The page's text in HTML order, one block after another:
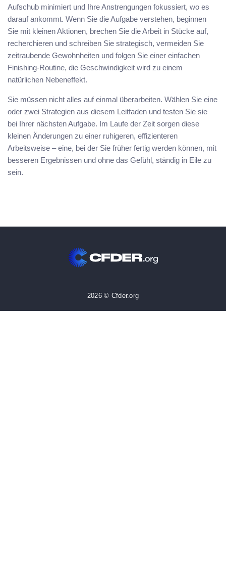
Aufschub minimiert und Ihre Anstrengungen fokussiert, wo es
darauf ankommt. Wenn Sie die Aufgabe verstehen, beginnen
Sie mit kleinen Aktionen, brechen Sie die Arbeit in Stücke auf,
recherchieren und schreiben Sie strategisch, vermeiden Sie
zeitraubende Gewohnheiten und folgen Sie einer einfachen
Finishing-Routine, die Geschwindigkeit wird zu einem
natürlichen Nebeneffekt.
Sie müssen nicht alles auf einmal überarbeiten. Wählen Sie eine
oder zwei Strategien aus diesem Leitfaden und testen Sie sie
bei Ihrer nächsten Aufgabe. Im Laufe der Zeit sorgen diese
kleinen Änderungen zu einer ruhigeren, effizienteren
Arbeitsweise – eine, bei der Sie früher fertig werden können, mit
besseren Ergebnissen und ohne das Gefühl, ständig in Eile zu
sein.
2026 © Cfder.org